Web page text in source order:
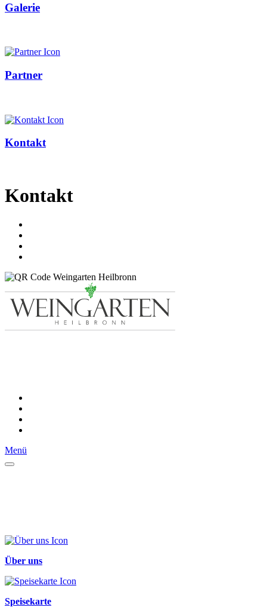
Galerie
Partner
Kontakt
Kontakt
Menü
Über uns
Speisekarte